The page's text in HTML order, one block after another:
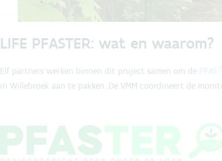
LIFE PFASTER: wat en waarom?
Elf partners werken binnen dit project samen om de PFAS
in Willebroek aan te pakken. De VMM coördineert de